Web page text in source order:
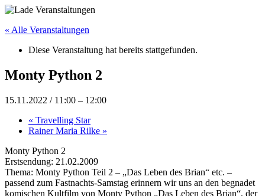
« Alle Veranstaltungen
Diese Veranstaltung hat bereits stattgefunden.
Monty Python 2
15.11.2022 / 11:00 – 12:00
« Travelling Star
Rainer Maria Rilke »
Monty Python 2
Erstsendung: 21.02.2009
Thema: Monty Python Teil 2 – „Das Leben des Brian“ etc. –
passend zum Fastnachts-Samstag erinnern wir uns an den begnadet
komischen Kultfilm von Monty Python „Das Leben des Brian“, der